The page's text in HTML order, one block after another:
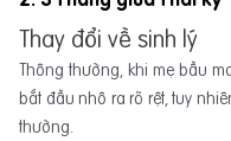
Thay đổi về sinh lý
Thông thường, khi mẹ bầu
bắt đầu nhô ra rõ rệt, tuy
thường.